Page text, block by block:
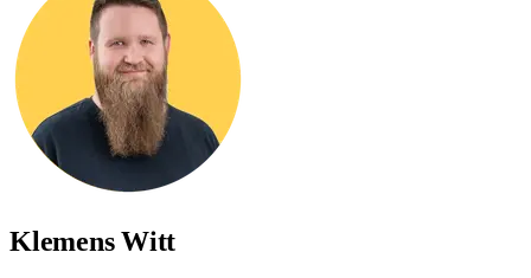
Klemens Witt